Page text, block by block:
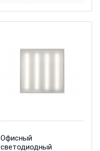
Офисный
светодиодный